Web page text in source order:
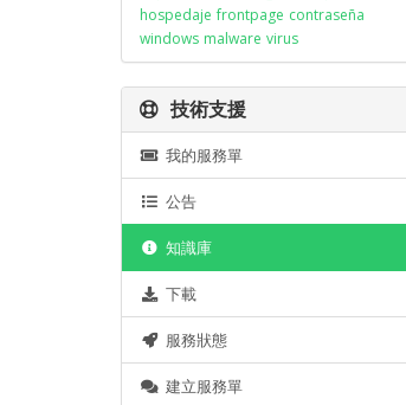
hospedaje frontpage contraseña
windows malware virus
技術支援
我的服務單
公告
知識庫
下載
服務狀態
建立服務單